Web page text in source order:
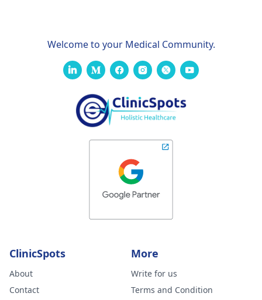
Welcome to your Medical Community.
ClinicSpots
About
Contact
More
Write for us
Terms and Condition